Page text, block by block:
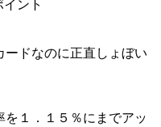
ント
ドなのに正直しょぼい
１．１５％にまでアッ